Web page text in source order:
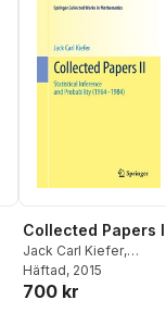
Collected Papers
Jack Carl Kiefer,
Lawrence Brown
Ingram Olkin
Häftad, 2015
700 kr